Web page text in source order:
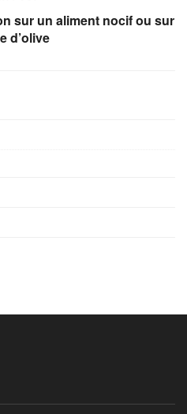
sur un aliment nocif ou sur
d’olive